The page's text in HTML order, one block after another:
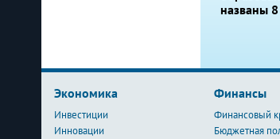
названы
Экономика
Инвестиции
Инновации
Финансы
Финансовый
Бюджетная